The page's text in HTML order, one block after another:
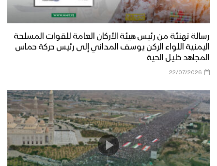
رسالة تهنئة من رئيس هيئة الأركان العامة للقوات المسلحة
اليمنية اللواء الركن يوسف المداني إلى رئيس حركة حماس
المجاهد خليل الحية
22/07/2026